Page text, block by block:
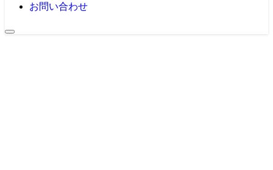
お問い合わせ